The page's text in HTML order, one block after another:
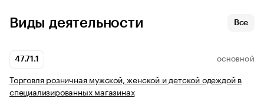
Виды деятельности Все
47.71.1 ОСНОВНОЙ
Торговля розничная мужской, женской и детской одеждой в
специализированных магазинах